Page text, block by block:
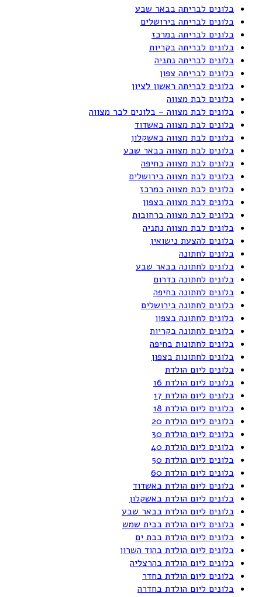
בלונים לבריתה בבאר שבע
בלונים לבריתה בירושלים
בלונים לבריתה במרכז
בלונים לבריתה בקריות
בלונים לבריתה נתניה
בלונים לבריתה צפון
בלונים לבריתה ראשון לציון
בלונים לבת מצווה
בלונים לבת מצווה – בלונים לבר מצווה
בלונים לבת מצווה באשדוד
בלונים לבת מצווה באשקלון
בלונים לבת מצווה בבאר שבע
בלונים לבת מצווה בחיפה
בלונים לבת מצווה בירושלים
בלונים לבת מצווה במרכז
בלונים לבת מצווה בצפון
בלונים לבת מצווה ברחובות
בלונים לבת מצווה נתניה
בלונים להצעת נישואין
בלונים לחתונה
בלונים לחתונה בבאר שבע
בלונים לחתונה בדרום
בלונים לחתונה בחיפה
בלונים לחתונה בירושלים
בלונים לחתונה בצפון
בלונים לחתונה בקריות
בלונים לחתונות בחיפה
בלונים לחתונות בצפון
בלונים ליום הולדת
בלונים ליום הולדת 16
בלונים ליום הולדת 17
בלונים ליום הולדת 18
בלונים ליום הולדת 20
בלונים ליום הולדת 30
בלונים ליום הולדת 40
בלונים ליום הולדת 50
בלונים ליום הולדת 60
בלונים ליום הולדת באשדוד
בלונים ליום הולדת באשקלון
בלונים ליום הולדת בבאר שבע
בלונים ליום הולדת בבית שמש
בלונים ליום הולדת בבת ים
בלונים ליום הולדת בהוד השרון
בלונים ליום הולדת בהרצליה
בלונים ליום הולדת בחדר
בלונים ליום הולדת בחדרה